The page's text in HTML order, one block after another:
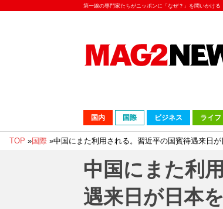
第一線の専門家たちがニッポンに「なぜ？」を問いかける
国内 国際 ビジネス ライフ
TOP »国際 »中国にまた利用される。習近平の国賓待遇来日
中国にまた利
遇来日が日本